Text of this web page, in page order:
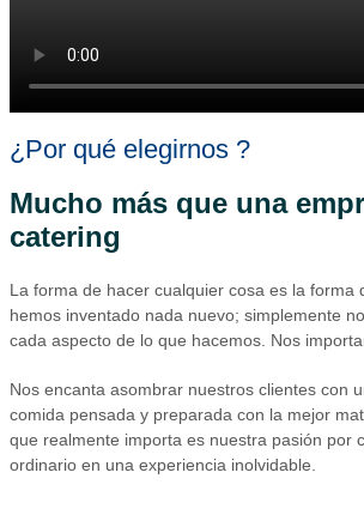
¿Por qué elegirnos ?
Mucho más que una
catering
La forma de hacer cualquier cosa es la forma
hemos inventado nada nuevo; simplemente
cada aspecto de lo que hacemos. Nos
Nos encanta asombrar nuestros clientes con
comida pensada y preparada con la mejor
que realmente importa es nuestra pasión por
ordinario en una experiencia inolvidable.